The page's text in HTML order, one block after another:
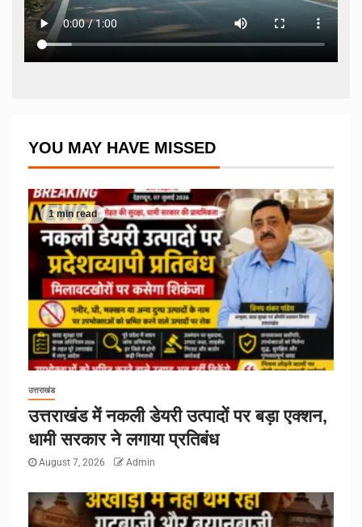
YOU MAY HAVE MISSED
1 min read
उत्तराखंड
उत्तराखंड में नकली डेयरी उत्पादों पर बड़ा एक्शन,
धामी सरकार ने लगाया प्रतिबंध
August 7, 2026 Admin